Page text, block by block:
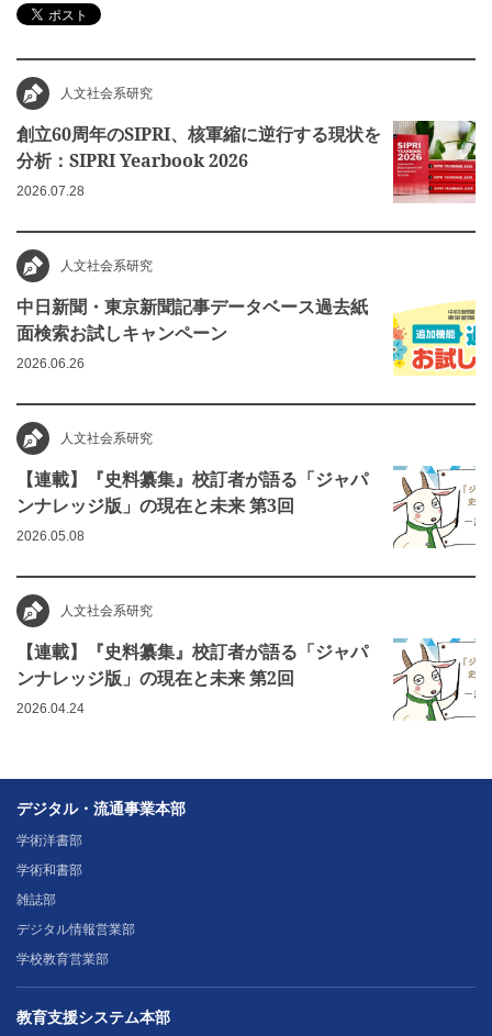
人文社会系研究
創立60周年のSIPRI、核軍縮に逆行する現状を
分析：SIPRI Yearbook 2026
2026.07.28
人文社会系研究
中日新聞・東京新聞記事データベース過去紙
面検索お試しキャンペーン
2026.06.26
人文社会系研究
【連載】『史料纂集』校訂者が語る「ジャパ
ンナレッジ版」の現在と未来 第3回
2026.05.08
人文社会系研究
【連載】『史料纂集』校訂者が語る「ジャパ
ンナレッジ版」の現在と未来 第2回
2026.04.24
デジタル・流通事業本部
学術洋書部
学術和書部
雑誌部
デジタル情報営業部
学校教育営業部
教育支援システム本部